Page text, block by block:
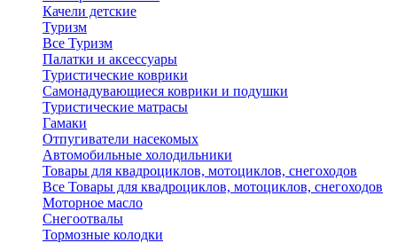
Качели детские
Туризм
Все Туризм
Палатки и аксессуары
Туристические коврики
Самонадувающиеся коврики и подушки
Туристические матрасы
Гамаки
Отпугиватели насекомых
Автомобильные холодильники
Товары для квадроциклов, мотоциклов, снегоходов
Все Товары для квадроциклов, мотоциклов, снегоходов
Моторное масло
Снегоотвалы
Тормозные колодки